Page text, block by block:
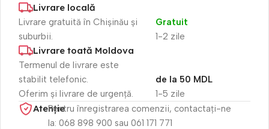
Livrare locală
Livrare gratuită în Chișinău și
suburbii.
1-2 zile
Gratuit
Livrare toată Moldova
Termenul de livrare este
stabilit telefonic.
Oferim și livrare de urgență.
1-5 zile
de la 50 MDL
Atenție​Pentru înregistrarea comenzii, contactați-ne
la: 068 898 900 sau 061 171 771